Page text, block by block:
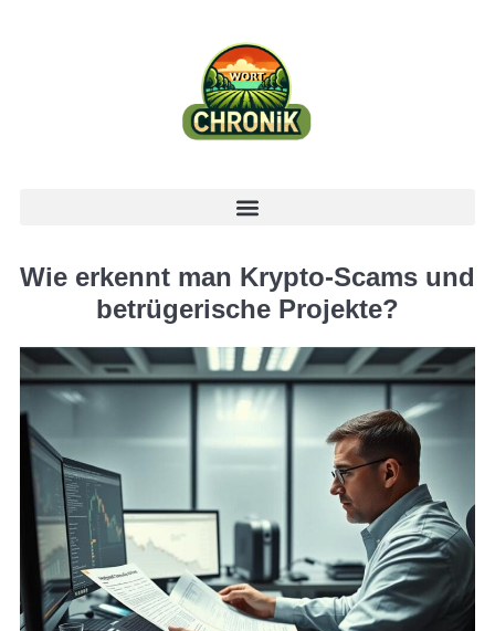
Wie erkennt man Krypto-Scams und
betrügerische Projekte?